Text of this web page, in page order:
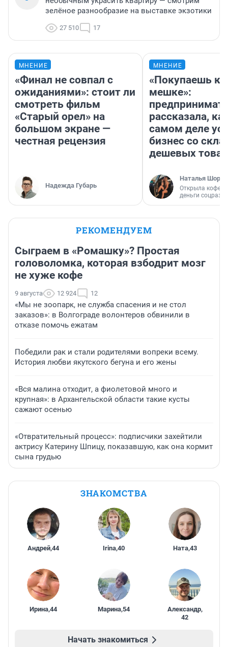
зелёное разнообразие на выставке экзотики
27 510 17
МНЕНИЕ
«Финал не совпал с
ожиданиями»: стоит ли
смотреть фильм
«Старый орел» на
большом экране —
честная рецензия
Надежда Губарь
МНЕНИЕ
«Покупаешь
мешке»:
рассказала,
самом деле
бизнес со
дешевых
Наталья
Открыла
деньги
РЕКОМЕНДУЕМ
Сыграем в «Ромашку»? Простая
головоломка, которая взбодрит мозг
не хуже кофе
9 августа 12 924 12
«Мы не зоопарк, не служба спасения и не стол
заказов»: в Волгограде волонтеров обвинили в
отказе помочь ежатам
Победили рак и стали родителями вопреки всему.
История любви якутского бегуна и его жены
«Вся малина отходит, а фиолетовой много и
крупная»: в Архангельской области такие кусты
сажают осенью
«Отвратительный процесс»: подписчики захейтили
актрису Катерину Шпицу, показавшую, как она кормит
сына грудью
ЗНАКОМСТВА
Андрей,44 Irina,40 Ната,43
Ирина,44 Марина,54 Александр,
42
Начать знакомиться